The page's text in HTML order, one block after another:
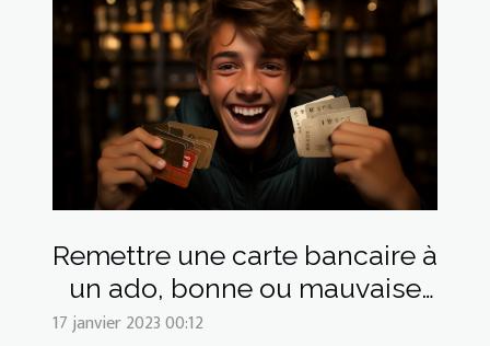
Remettre une carte bancaire à
un ado, bonne ou mauvaise
17 janvier 2023 00:12